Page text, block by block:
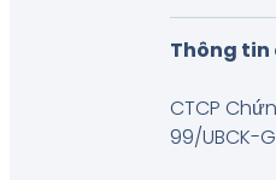
Thông tin
CTCP
99/UBCK-